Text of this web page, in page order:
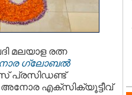
മലയാള രത്ന
ഗ്ലോബൽ
പ്രസിഡണ്ട്
എക്സിക്യൂട്ടീവ്